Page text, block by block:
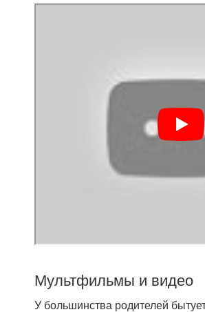
Мультфильмы и видео
У большинства родителей